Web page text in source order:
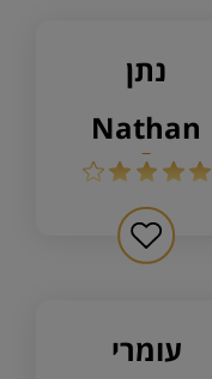
נתן
nathan
עומרי